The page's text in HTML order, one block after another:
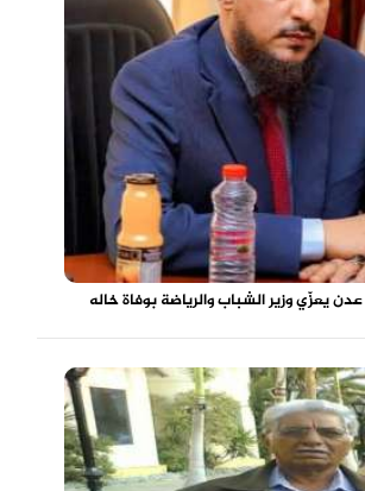
يعزّي وزير الشباب والرياضة بوفاة خاله